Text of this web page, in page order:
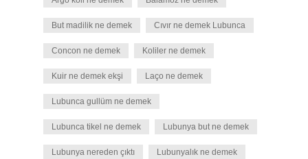
But madilik ne demek Cıvır ne demek Lubunca
Concon ne demek Koliler ne demek
Kuir ne demek ekşi Laço ne demek
Lubunca gullüm ne demek
Lubunca tikel ne demek Lubunya but ne demek
Lubunya nereden çıktı Lubunyalık ne demek